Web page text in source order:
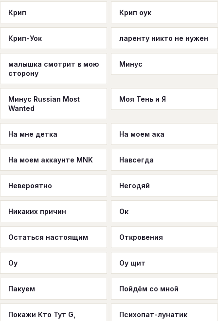
Крип Крип оук
Крип-Уок ларенту никто не нужен
малышка смотрит в мою
сторону
Минус
Минус Russian Most
Wanted
Моя Тень и Я
На мне детка На моем ака
На моем аккаунте MNK Навсегда
Невероятно Негодяй
Никаких причин Ок
Остаться настоящим Откровения
Оу Оу щит
Пакуем Пойдём со мной
Покажи Кто Тут G,
Психопат-лунатик